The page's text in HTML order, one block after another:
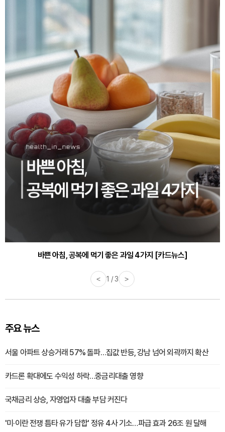
바쁜 아침, 공복에 먹기 좋은 과일 4가지 [카드뉴스]
< 1 / 3 >
주요 뉴스
서울 아파트 상승거래 57% 돌파…집값 반등, 강남 넘어 외곽까지 확산
카드론 확대에도 수익성 하락…중금리대출 영향
국채금리 상승, 자영업자 대출 부담 커진다
'미·이란 전쟁 틈타 유가 담합' 정유 4사 기소…파급 효과 26조 원 달해